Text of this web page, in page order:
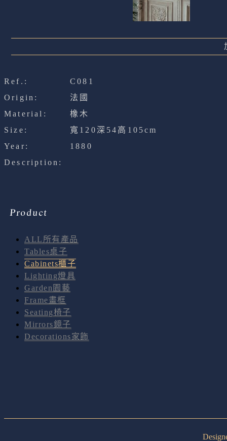
Ref.:
C081
Origin:
法國
Material:
橡木
Size:
寬120深54高105cm
Year:
1880
Description:
Product
ALL所有產品
Tables桌子
Cabinets櫃子
Lighting燈具
Garden園藝
Frame畫框
Seating椅子
Mirrors鏡子
Decorations家飾